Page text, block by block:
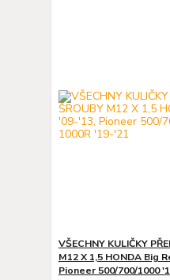
VŠECHNY KULIČKY
M12 X 1,5 HONDA Big
Pioneer 500/700/1000